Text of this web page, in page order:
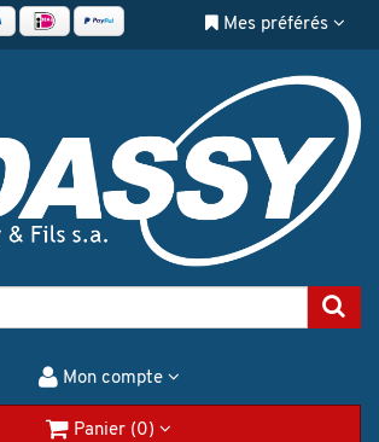
Mes préférés
Mon compte
Panier (0)